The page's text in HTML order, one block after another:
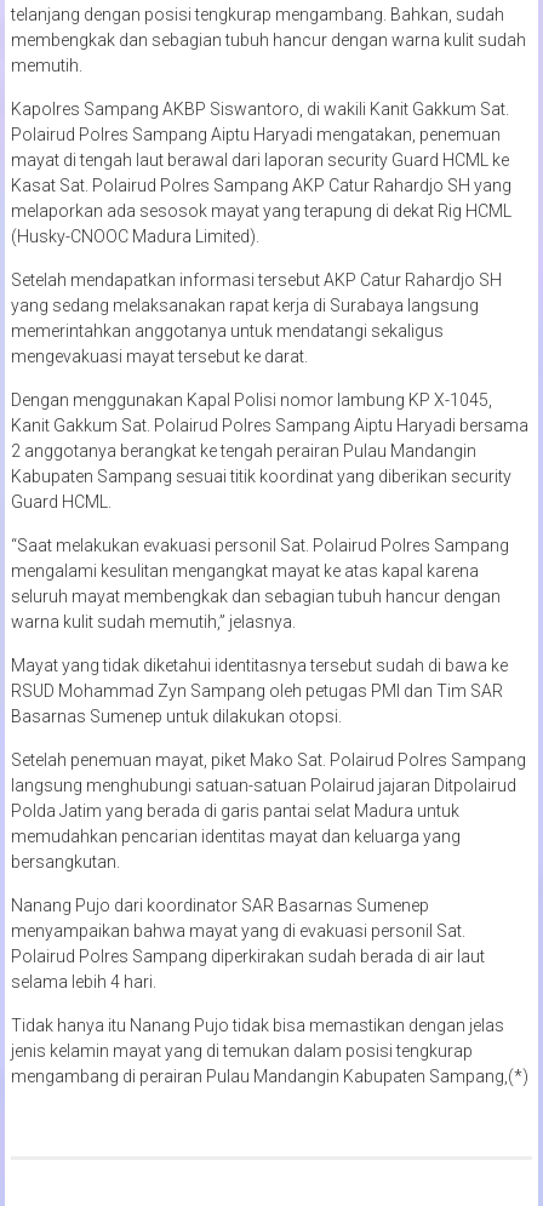
telanjang dengan posisi tengkurap mengambang. Bahkan, sudah
membengkak dan sebagian tubuh hancur dengan warna kulit sudah
memutih.
Kapolres Sampang AKBP Siswantoro, di wakili Kanit Gakkum Sat.
Polairud Polres Sampang Aiptu Haryadi mengatakan, penemuan
mayat di tengah laut berawal dari laporan security Guard HCML ke
Kasat Sat. Polairud Polres Sampang AKP Catur Rahardjo SH yang
melaporkan ada sesosok mayat yang terapung di dekat Rig HCML
(Husky-CNOOC Madura Limited).
Setelah mendapatkan informasi tersebut AKP Catur Rahardjo SH
yang sedang melaksanakan rapat kerja di Surabaya langsung
memerintahkan anggotanya untuk mendatangi sekaligus
mengevakuasi mayat tersebut ke darat.
Dengan menggunakan Kapal Polisi nomor lambung KP X-1045,
Kanit Gakkum Sat. Polairud Polres Sampang Aiptu Haryadi bersama
2 anggotanya berangkat ke tengah perairan Pulau Mandangin
Kabupaten Sampang sesuai titik koordinat yang diberikan security
Guard HCML.
“Saat melakukan evakuasi personil Sat. Polairud Polres Sampang
mengalami kesulitan mengangkat mayat ke atas kapal karena
seluruh mayat membengkak dan sebagian tubuh hancur dengan
warna kulit sudah memutih,” jelasnya.
Mayat yang tidak diketahui identitasnya tersebut sudah di bawa ke
RSUD Mohammad Zyn Sampang oleh petugas PMI dan Tim SAR
Basarnas Sumenep untuk dilakukan otopsi.
Setelah penemuan mayat, piket Mako Sat. Polairud Polres Sampang
langsung menghubungi satuan-satuan Polairud jajaran Ditpolairud
Polda Jatim yang berada di garis pantai selat Madura untuk
memudahkan pencarian identitas mayat dan keluarga yang
bersangkutan.
Nanang Pujo dari koordinator SAR Basarnas Sumenep
menyampaikan bahwa mayat yang di evakuasi personil Sat.
Polairud Polres Sampang diperkirakan sudah berada di air laut
selama lebih 4 hari.
Tidak hanya itu Nanang Pujo tidak bisa memastikan dengan jelas
jenis kelamin mayat yang di temukan dalam posisi tengkurap
mengambang di perairan Pulau Mandangin Kabupaten Sampang,(*)